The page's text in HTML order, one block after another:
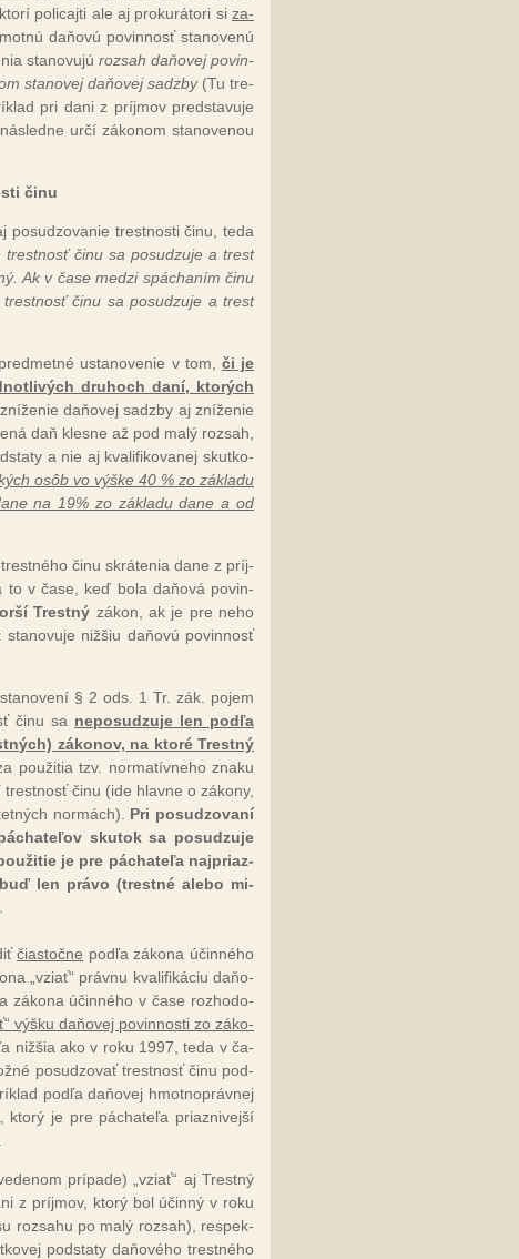
po­li­caj­ti ale aj pro­ku­rá­to­ri si za­
da­ňo­vú po­vin­nosť sta­no­ve­nú
sta­no­vu­jú roz­sah da­ňo­vej po­vin­
sta­no­vej da­ňo­vej sadz­by(Tu tre­
pri da­ni z príj­mov pred­sta­vu­je
ur­čí zá­ko­nom sta­no­ve­nou
či­nu
po­su­dzo­va­nie tres­tnos­ti či­nu, te­da
tres­tnosť či­nu sa po­su­dzu­je a trest
Ak v ča­se me­dzi spá­cha­ním či­nu
či­nu sa po­su­dzu­je a trest
us­ta­no­ve­nie v tom, či je
dru­hoch da­ní, kto­rých
da­ňo­vej sadz­by aj zní­že­nie
daň kles­ne až pod ma­lý roz­sah,
a nie aj kva­li­fi­ko­va­nej skut­ko­
osôb vo vý­ške 40 % zo zá­kla­du
na 19% zo zá­kla­du da­ne a od
či­nu skrá­te­nia da­ne z príj­
to v ča­se, keď bo­la da­ňo­vá po­vin­
Trest­ný zá­kon, ak je pre ne­ho
niž­šiu da­ňo­vú po­vin­nosť
§ 2 ods. 1 Tr. zák. po­jem
či­nu sa ne­po­su­dzu­je len pod­ľa
zá­ko­nov, na kto­ré Trest­ný
pou­ži­tia tzv. nor­ma­tív­ne­ho zna­ku
či­nu (ide hlav­ne o zá­ko­ny,
nor­mách). Pri po­su­dzo­va­ní
sku­tok sa po­su­dzu­je
je pre pá­cha­te­ľa naj­priaz­
len prá­vo (tres­tné ale­bo mi­
čias­toč­ne pod­ľa zá­ko­na účin­né­ho
„vziať“ práv­nu kva­li­fi­ká­ciu da­ňo­
zá­ko­na účin­né­ho v ča­se roz­ho­do­
vý­šku da­ňo­vej po­vin­nos­ti zo zá­ko­
niž­šia ako v ro­ku 1997, te­da v ča­
po­su­dzo­vať tres­tnosť či­nu pod­
pod­ľa da­ňo­vej hmot­nop­ráv­nej
kto­rý je pre pá­cha­te­ľa priaz­ni­vej­ší
prí­pa­de) „vziať“ aj Trest­ný
z príj­mov, kto­rý bol účin­ný v ro­ku
roz­sa­hu po ma­lý roz­sah), res­pek­
pod­sta­ty da­ňo­vé­ho tres­tné­ho